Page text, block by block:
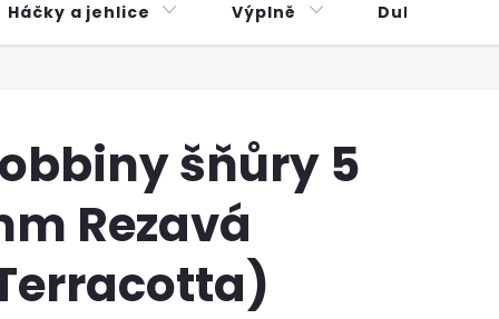
Háčky a jehlice Výplně Duhová
šňůry 5
Rezavá